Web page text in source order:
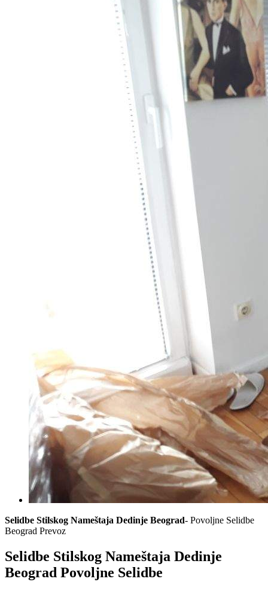
Selidbe Stilskog Nameštaja Dedinje Beograd- Povoljne Selidbe
Beograd Prevoz
Selidbe Stilskog Nameštaja Dedinje
Beograd Povoljne Selidbe